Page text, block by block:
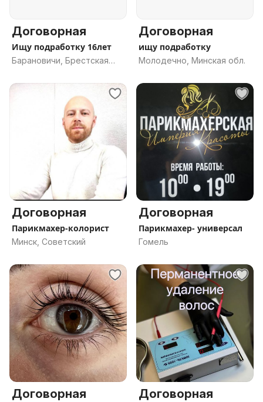
Договорная
Ищу подработку 16лет
Барановичи, Брестская
Договорная
ищу подработку
Молодечно, Минская обл.
Договорная
Парикмахер-колорист
Минск, Советский
Договорная
Парикмахер- универсал
Гомель
Договорная Договорная